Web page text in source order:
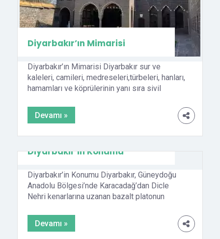
Diyarbakır’ın Mimarisi
Diyarbakır’ın Mimarisi Diyarbakır sur ve
kaleleri, camileri, medreseleri,türbeleri, hanları,
hamamları ve köprülerinin yanı sıra sivil
zengin örneklerini bir araya getirmiştir. Şehrin
güçlü tarihinin yanı sıra iklim koşulları da sivil
mühim bir rol oynamaktadır. Surlar kentin
yoğunlaşma artmış, […]
Devamı »
Diyarbakır’ın Konumu
Diyarbakır’in Konumu Diyarbakır, Güneydoğu
Anadolu Bölgesi’nde Karacadağ’dan Dicle
Nehri kenarlarına uzanan bazalt platonun
metre yükseklikte yer alan il, doğuda Batman
ve Muş, güneyde Mardin, batıda Şanlıurfa,
Devamı »